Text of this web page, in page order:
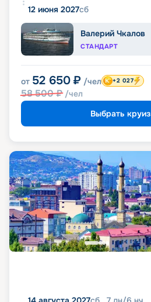
12 июня 2027сб
Валерий Чкалов
СТАНДАРТ
от 52 650 ₽ /чел
58 500₽ /чел
+2 027
Выбрать круиз